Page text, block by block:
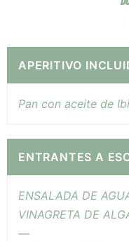
APERITIVO
Pan con aceite de
ENTRANTES A
ENSALADA DE
VINAGRETA DE
—